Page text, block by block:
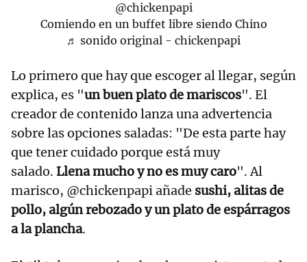
@chickenpapi
Comiendo en un buffet libre siendo Chino
♬ sonido original - chickenpapi
Lo primero que hay que escoger al llegar, según
explica, es "un buen plato de mariscos". El
creador de contenido lanza una advertencia
sobre las opciones saladas: "De esta parte hay
que tener cuidado porque está muy
salado. Llena mucho y no es muy caro". Al
marisco, @chickenpapi añade sushi, alitas de
pollo, algún rebozado y un plato de espárragos
a la plancha.